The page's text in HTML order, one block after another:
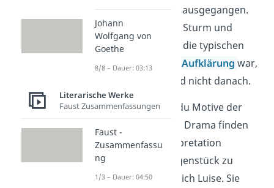
vermutlich anders ausgegangen.
Da die Epoche des Sturm und
Drang aber gegen die typischen
Vorstellungen derAufklärungwar,
handelte Ferdinand nicht danach.
Trotzdem kannst du Motive der
Aufklärung in dem Drama finden
und in deine Interpretation
einbauen. Das Gegenstück zu
Ferdinand ist nämlich Luise. Sie
Johann
Wolfgang von
Goethe
8/8 – Dauer: 03:13
Literarische Werke
Faust Zusammenfassungen
Faust -
Zusammenfassu
ng
1/3 – Dauer: 04:50